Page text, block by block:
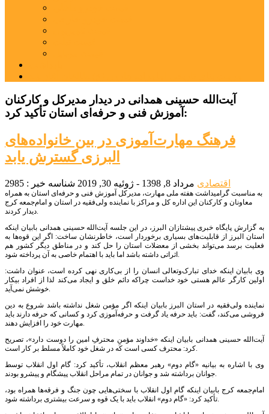
آیت‌الله حسینی همدانی در دیدار مدیرکل و کارکنان
آموزش فنی و حرفه‌ای استان تأکید کرد:
فرهنگ مهارت‌آموزی در بین خانواده‌های
البرزی گسترش یابد
اقتصادی مرداد 8, 1398 - ژوئیه 30, 2019 شناسه خبر : 2985
به مناسبت گرامیداشت هفته ملی مهارت، مدیرکل آموزش فنی و حرفه‌ای استان به همراه
معاونان و کارکنان این اداره کل و مراکز با نماینده ولی‌فقیه در استان و امام‌جمعه کرج
دیدار کردند.
به گزارش پایگاه خبری پیشتازان البرز، در این جلسه آیت‌الله حسینی همدانی بابیان اینکه
استان البرز از قابلیت‌های بسیاری برخوردار است، خاطرنشان ساخت: اگر این قوه‌ها به
فعلیت برسد می‌تواند بخشی از معضلات استان را حل کند و در مناطق دیگر کشور هم
اثراتی داشته باشد اما باید با اهتمام خاصی به آن پرداخته شود.
وی بابیان اینکه خدای تبارک‌وتعالی انسان را از بی‌کاری نهی کرده است، عنوان داشت:
اولین کارگر عالم هستی خود خداست چراکه دائم خلق و ایجاد می‌کند لذا از افراد بیکار
خوشش نمی‌آید.
نماینده ولی‌فقیه در استان البرز بابیان اینکه اگر مؤمن شغل نداشته باشد شروع به دین
فروشی می‌کند، گفت: باید حرفه یاد گرفت و حرفه‌آموزی کرد و کسانی که حرفه دارند باید
مهارت خود را افزایش دهند.
آیت‌الله حسینی همدانی بابیان اینکه «خداوند مؤمنِ محترفِ امین را دوست دارد»، تصریح
کرد: محترف کسی است که در شغل خود کاملاً مسلط بر کار است.
وی با اشاره به بیانیه «گام دوم» رهبر معظم انقلاب، تأکید کرد: گام اول انقلاب توسط
جوانان برداشته شد و جوانان در تمام مراحل انقلاب پیشگام و پیشرو بودند.
امام‌جمعه کرج بابیان اینکه گام اول انقلاب با سختی‌هایی چون جنگ و فرقه‌ها همراه بود،
تأکید کرد: «گام دوم» انقلاب باید با یک قوه و سرعت بیشتری برداشته شود.